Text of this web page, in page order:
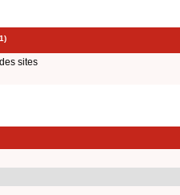
sites